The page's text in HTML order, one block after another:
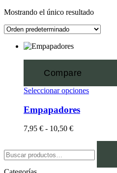
Mostrando el único resultado
Compare
Seleccionar opciones
Empapadores
7,95 € - 10,50 €